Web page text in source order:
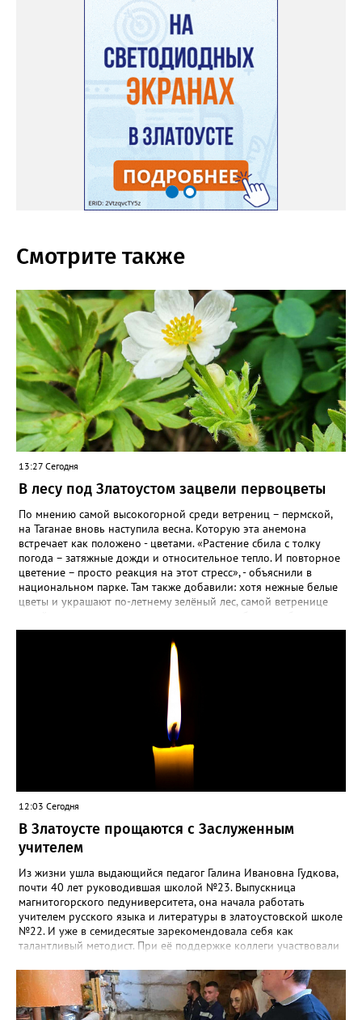
Смотрите также
13:27 Сегодня
В лесу под Златоустом зацвели первоцветы
По мнению самой высокогорной среди ветрениц – пермской,
на Таганае вновь наступила весна. Которую эта анемона
встречает как положено - цветами. «Растение сбила с толку
погода – затяжные дожди и относительное тепло. И повторное
цветение – просто реакция на этот стресс», - объяснили в
национальном парке. Там также добавили: хотя нежные белые
цветы и украшают по-летнему зелёный лес, самой ветренице
силы перед долгой зимовкой.
12:03 Сегодня
В Златоусте прощаются с Заслуженным
учителем
Из жизни ушла выдающийся педагог Галина Ивановна Гудкова,
почти 40 лет руководившая школой №23. Выпускница
магнитогорского педуниверситета, она начала работать
учителем русского языка и литературы в златоустовской школе
№22. И уже в семидесятые зарекомендовала себя как
талантливый методист. При её поддержке коллеги участвовали
«Благодаря её мудрому руководству в школе сформировался
сильный педагогический коллектив, объединённый общими
ценностями и любовью к своему делу. Для многих Галина